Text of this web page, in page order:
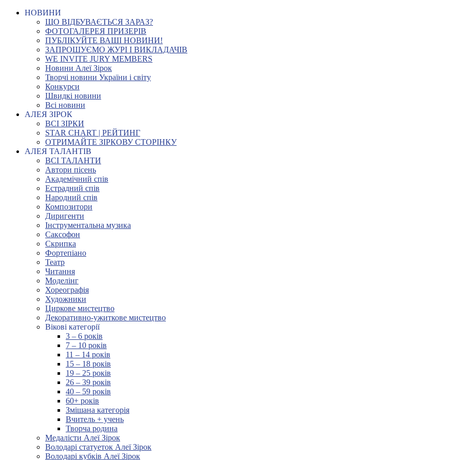
НОВИНИ
ЩО ВІДБУВАЄТЬСЯ ЗАРАЗ?
ФОТОГАЛЕРЕЯ ПРИЗЕРІВ
ПУБЛІКУЙТЕ ВАШІ НОВИНИ!
ЗАПРОШУЄМО ЖУРІ І ВИКЛАДАЧІВ
WE INVITE JURY MEMBERS
Новини Алеї Зірок
Творчі новини України і світу
Конкурси
Швидкі новини
Всі новини
АЛЕЯ ЗІРОК
ВСІ ЗІРКИ
STAR CHART | РЕЙТИНГ
ОТРИМАЙТЕ ЗІРКОВУ СТОРІНКУ
АЛЕЯ ТАЛАНТІВ
ВСІ ТАЛАНТИ
Автори пісень
Академічний спів
Естрадний спів
Народний спів
Композитори
Диригенти
Інструментальна музика
Саксофон
Скрипка
Фортепіано
Театр
Читання
Моделінг
Хореографія
Художники
Циркове мистецтво
Декоративно-ужиткове мистецтво
Вікові категорії
3 – 6 років
7 – 10 років
11 – 14 років
15 – 18 років
19 – 25 років
26 – 39 років
40 – 59 років
60+ років
Змішана категорія
Вчитель + учень
Творча родина
Медалісти Алеї Зірок
Володарі статуеток Алеї Зірок
Володарі кубків Алеї Зірок